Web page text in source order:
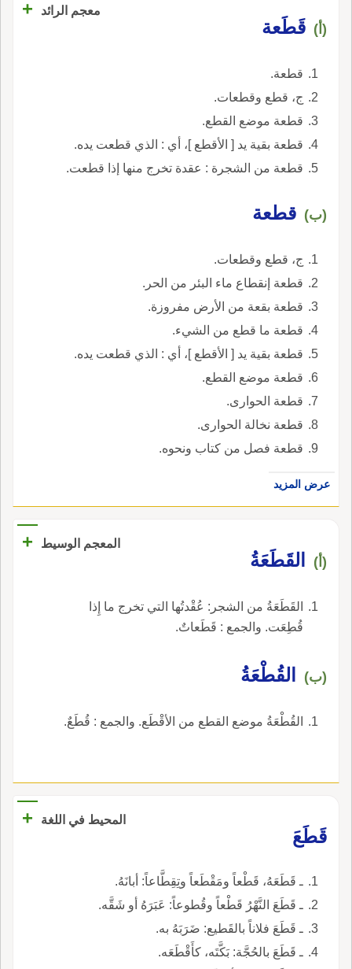
معجم الرائد +
(أ) قَطَعة
قطعة.
ج، قطع وقطعات.
قطعة موضع القطع.
قطعة بقية يد [ الأقطع ]، أي : الذي قطعت يده.
قطعة من الشجرة : عقدة تخرج منها إذا قطعت.
(ب) قطعة
ج، قطع وقطعات.
قطعة إنقطاع ماء البئر من الحر.
قطعة بقعة من الأرض مفروزة.
قطعة ما قطع من الشيء.
قطعة بقية يد [ الأقطع ]، أي : الذي قطعت يده.
قطعة موضع القطع.
قطعة الحوارى.
قطعة نخالة الحوارى.
قطعة فصل من كتاب ونحوه.
عرض المزيد
المعجم الوسيط +
(أ) القَطَعَةُ
القَطَعَةُ من الشجر: عُقْدتُها التي تخرج ما إِذا
قُطِعَت. والجمع : قَطَعاتٌ.
(ب) القُطْعَةُ
القُطْعَةُ موضع القطع من الأقْطَع. والجمع : قُطَعٌ.
المحيط في اللغة
+
قَطَعَ
ـ قَطَعَهُ، قَطْعاً ومَقْطَعاً وتِقِطَّاعاً: أبانَهُ.
ـ قَطَعَ النَّهْرُ قَطْعاً وقُطوعاً: عَبَرَهُ أو شَقَّه.
ـ قَطَعَ فلاناً بالقَطيع: ضَرَبَهُ به.
ـ قَطَعَ بالحُجَّة: بَكَّتَه، كأَقْطَعَه.